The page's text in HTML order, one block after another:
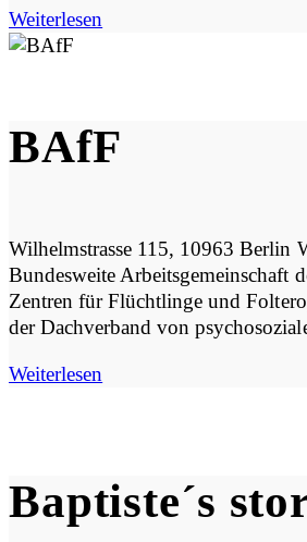
Weiterlesen
BAfF
Wilhelmstrasse 115, 10963 Berlin
Bundesweite Arbeitsgemeinschaft
Zentren für Flüchtlinge und
der Dachverband von
Weiterlesen
Baptiste´s